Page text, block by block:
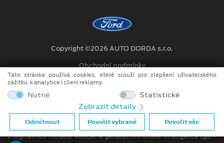
Copyright ©2026 AUTO DORDA s.r.o.
Obchodní podmínky
Ochrana osobních údajů
Prohlášení o zpracování údajů konečných zákazníků
Při tvorbě videí a obrázků na tomto webu je využíváno kombinace
tradičních fotografií či videí, počítačem generovaných snímků (CGI)
z digitálních modelů vozidel a generativní umělé inteligence (gen-
Tato stránka používá cookies, které slouží pro zlepšení uživatelského
zážitku, k analytice i cílení reklamy.
Nutné
Statistické
Zobrazit detaily
Odmítnout Povolit vybrané Povolit vše